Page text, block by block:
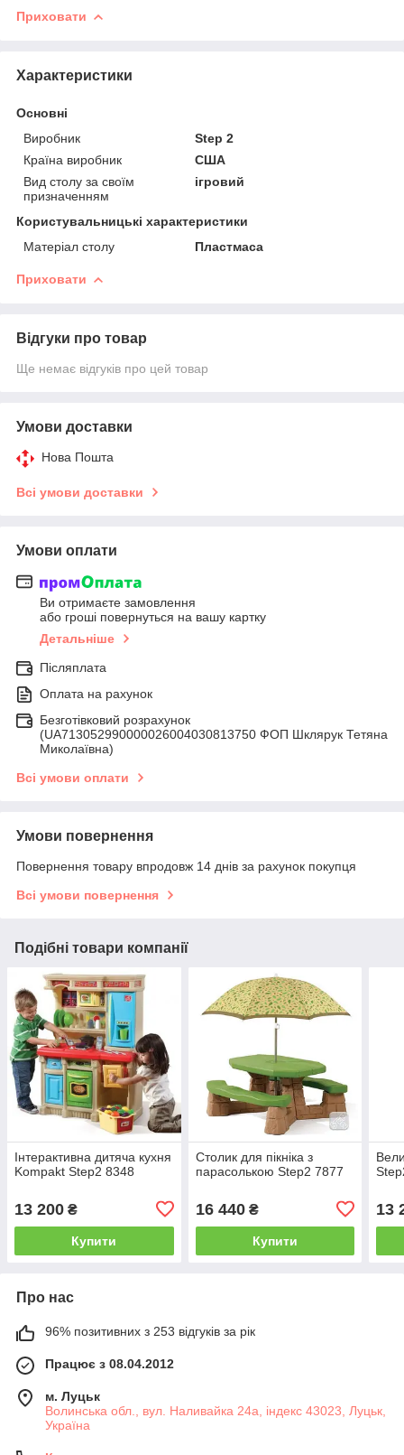
Приховати
Характеристики
Основні
Виробник
Step 2
Країна виробник
США
Вид столу за своїм
призначенням
ігровий
Користувальницькі характеристики
Матеріал столу
Пластмаса
Приховати
Відгуки про товар
Ще немає відгуків про цей товар
Умови доставки
Нова Пошта
Всі умови доставки
Умови оплати
Ви отримаєте замовлення
або гроші повернуться на вашу картку
Детальніше
Післяплата
Оплата на рахунок
Безготівковий розрахунок
(UA713052990000026004030813750 ФОП Шклярук Тетяна
Миколаївна)
Всі умови оплати
Умови повернення
Повернення товару впродовж 14 днів за рахунок покупця
Всі умови повернення
Подібні товари компанії
Інтерактивна дитяча кухня
Kompakt Step2 8348
13 200 ₴
Купити
Столик для пікніка з
парасолькою Step2 7877
16 440₴
Купити
13
Про нас
96% позитивних з 253 відгуків за рік
Працює з 08.04.2012
м. Луцьк
Волинська обл., вул. Наливайка 24а, індекс 43023, Луцьк,
Україна